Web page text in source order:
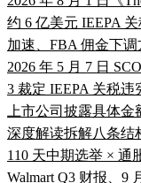
约 6 亿美元 IEEPA
加速、FBA 佣金下
2026 年 5 月 7 日
3 裁定 IEEPA 关税
上市公司披露具体金
深度解读拆解八条结
110 天中期选举 × 通
Walmart Q3 财报、9